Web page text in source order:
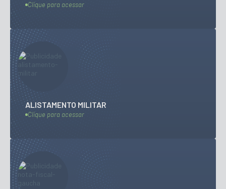
Clique para acessar
ALISTAMENTO MILITAR
Clique para acessar